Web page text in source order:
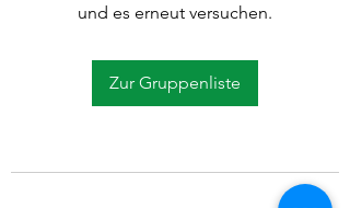
und es erneut versuchen.
Zur Gruppenliste